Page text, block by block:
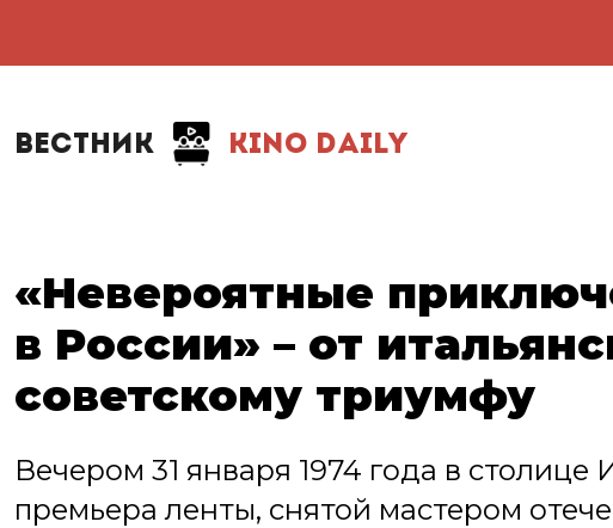
ВЕСТНИК KINO DAILY
«Невероятные
в России» – от
советскому триумфу
Вечером 31 января 1974 года в столице
премьера ленты, снятой мастером